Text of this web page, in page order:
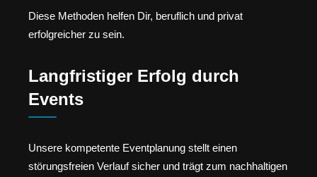
Diese Methoden helfen Dir, beruflich und privat
erfolgreicher zu sein.
Langfristiger Erfolg durch
Events
Unsere kompetente Eventplanung stellt einen
störungsfreien Verlauf sicher und trägt zum nachhaltigen